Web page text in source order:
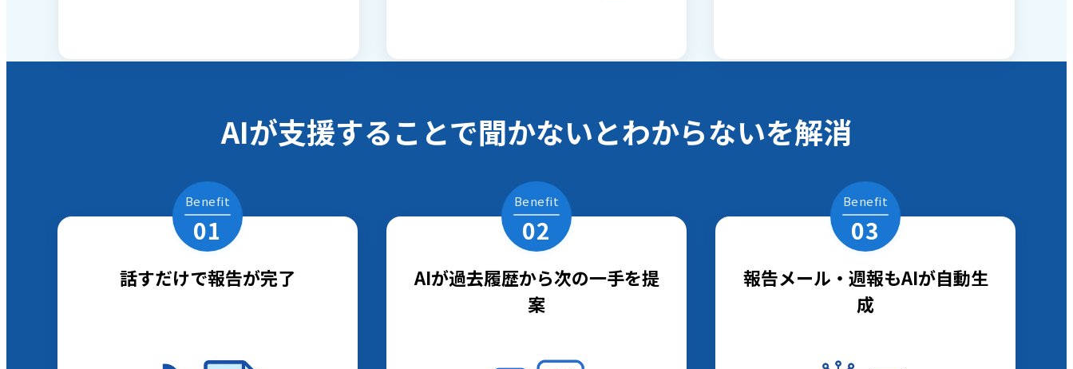
AIが支援することで聞かないとわからないを解消
Benefit
01
話すだけで報告が完了
Benefit
02
AIが過去履歴から次の一手を提
案
Benefit
03
報告メール・週報もAIが自動生
成